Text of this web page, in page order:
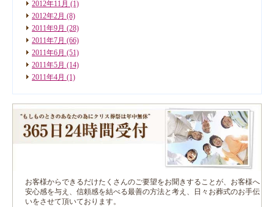
2012年11月 (1)
2012年2月 (8)
2011年9月 (28)
2011年7月 (66)
2011年6月 (51)
2011年5月 (14)
2011年4月 (1)
お客様からできるだけたくさんのご要望をお聞きすることが、お客様へ
安心感を与え、信頼感を結べる最善の方法と考え、日々お葬式のお手伝
いをさせて頂いております。